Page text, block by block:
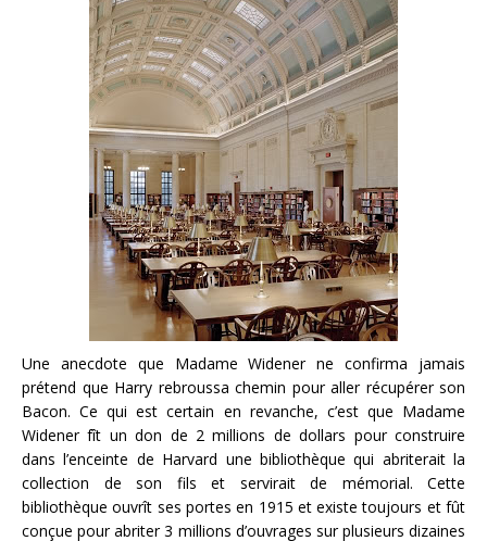
Une anecdote que Madame Widener ne confirma jamais
prétend que Harry rebroussa chemin pour aller récupérer son
Bacon. Ce qui est certain en revanche, c’est que Madame
Widener fît un don de 2 millions de dollars pour construire
dans l’enceinte de Harvard une bibliothèque qui abriterait la
collection de son fils et servirait de mémorial. Cette
bibliothèque ouvrît ses portes en 1915 et existe toujours et fût
conçue pour abriter 3 millions d’ouvrages sur plusieurs dizaines